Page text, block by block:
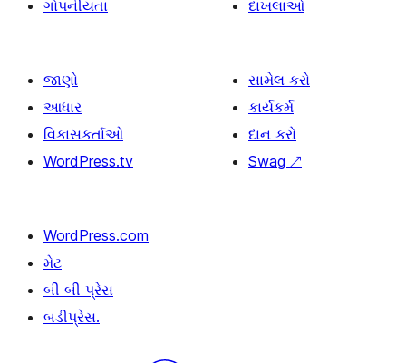
ગોપનીયતા
દાખલાઓ
જાણો
આધાર
વિકાસકર્તાઓ
WordPress.tv
સામેલ કરો
કાર્યકર્મ
દાન કરો
Swag ↗
WordPress.com
મેટ
બી બી પ્રેસ
બડીપ્રેસ.